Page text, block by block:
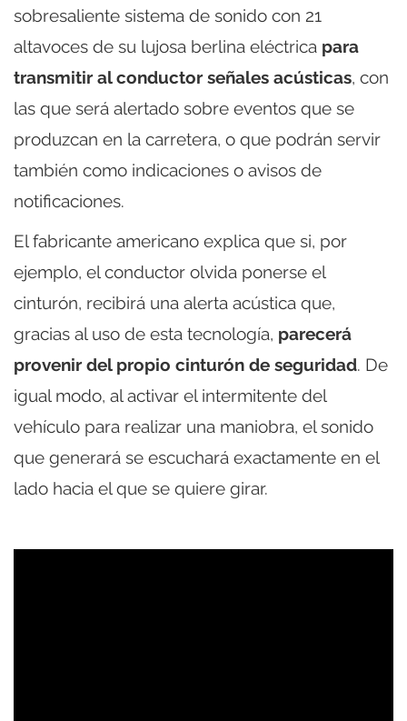
sobresaliente sistema de sonido con 21
altavoces de su lujosa berlina eléctrica para
transmitir al conductor señales acústicas, con
las que será alertado sobre eventos que se
produzcan en la carretera, o que podrán servir
también como indicaciones o avisos de
notificaciones.
El fabricante americano explica que si, por
ejemplo, el conductor olvida ponerse el
cinturón, recibirá una alerta acústica que,
gracias al uso de esta tecnología, parecerá
provenir del propio cinturón de seguridad. De
igual modo, al activar el intermitente del
vehículo para realizar una maniobra, el sonido
que generará se escuchará exactamente en el
lado hacia el que se quiere girar.